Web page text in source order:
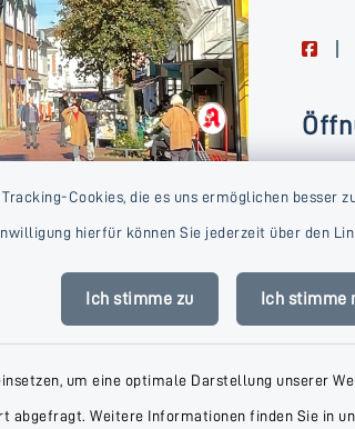
Cookies, die es uns ermöglichen besser
hierfür können Sie jederzeit über den
Ich stimme zu Ich stimme
um eine optimale Darstellung unserer
abgefragt. Weitere Informationen finden Sie in
09:00-
09:00-